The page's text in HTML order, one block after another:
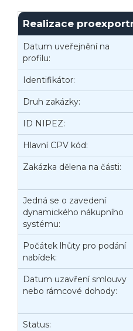
Realizace
Datum uveřejnění na
profilu:
Identifikátor:
Druh zakázky:
ID NIPEZ:
Hlavní CPV kód:
Zakázka dělena na části:
Jedná se o zavedení
dynamického nákupního
systému:
Počátek lhůty pro podání
nabídek:
Datum uzavření smlouvy
nebo rámcové dohody:
Status: